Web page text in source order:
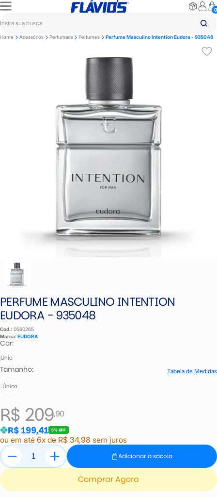
0
Home Acessórios Perfumaria Perfumes Perfume Masculino Intention Eudora - 935048
PERFUME MASCULINO INTENTION
EUDORA - 935048
Cod.: 0560265
Marca: EUDORA
R$ 209,90
R$ 199,41 5% OFF
ou em até 6x de R$ 34,98 sem juros
Cor:
Unic
Tamanho: Tabela de Medidas
Único
Adicionar à sacola
Comprar Agora